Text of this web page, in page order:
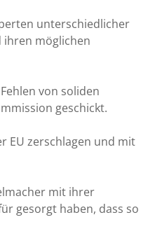
unterschiedlicher
ihren möglichen
von soliden
geschickt.
EU zerschlagen und mit
mit ihrer
gesorgt haben, dass so